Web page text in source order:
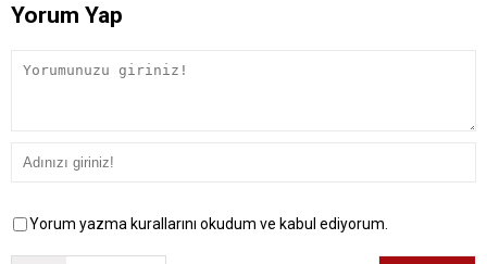
Yorum Yap
Yorum yazma kurallarını okudum ve kabul ediyorum.